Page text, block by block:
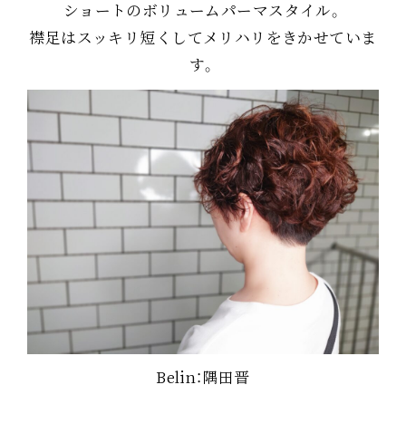
ショートのボリュームパーマスタイル。
襟足はスッキリ短くしてメリハリをきかせていま
す。
Belin：隅田晋